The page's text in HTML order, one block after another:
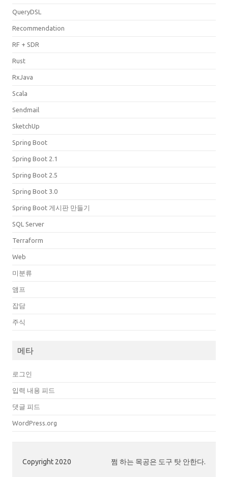
QueryDSL
Recommendation
RF + SDR
Rust
RxJava
Scala
Sendmail
SketchUp
Spring Boot
Spring Boot 2.1
Spring Boot 2.5
Spring Boot 3.0
Spring Boot 게시판 만들기
SQL Server
Terraform
Web
미분류
앰프
잡담
주식
메타
로그인
입력 내용 피드
댓글 피드
WordPress.org
Copyright 2020 쩜 하는 목공은 도구 탓 안한다.